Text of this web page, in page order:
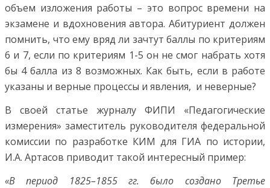
объем изложения работы – это вопрос времени на
экзамене и вдохновения автора. Абитуриент должен
помнить, что ему вряд ли зачтут баллы по критериям
6 и 7, если по критериям 1-5 он не смог набрать хотя
бы 4 балла из 8 возможных. Как быть, если в работе
указаны и верные процессы и явления, и неверные?
В своей статье журналу ФИПИ «Педагогические
измерения» заместитель руководителя федеральной
комиссии по разработке КИМ для ГИА по истории,
И.А. Артасов приводит такой интересный пример:
«В период 1825–1855 гг. было создано Третье